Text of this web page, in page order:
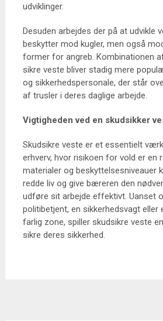
udviklinger.
Desuden arbejdes der på at udvikle
beskytter mod kugler, men også
former for angreb. Kombinationen
sikre veste bliver stadig mere
og sikkerhedspersonale, der står
af trusler i deres daglige arbejde.
Vigtigheden ved en skudsikker
Skudsikre veste er et essentielt
erhverv, hvor risikoen for vold er en
materialer og beskyttelsesniveauer
redde liv og give bæreren den
udføre sit arbejde effektivt. Uanset
politibetjent, en sikkerhedsvagt eller
farlig zone, spiller skudsikre veste
sikre deres sikkerhed.